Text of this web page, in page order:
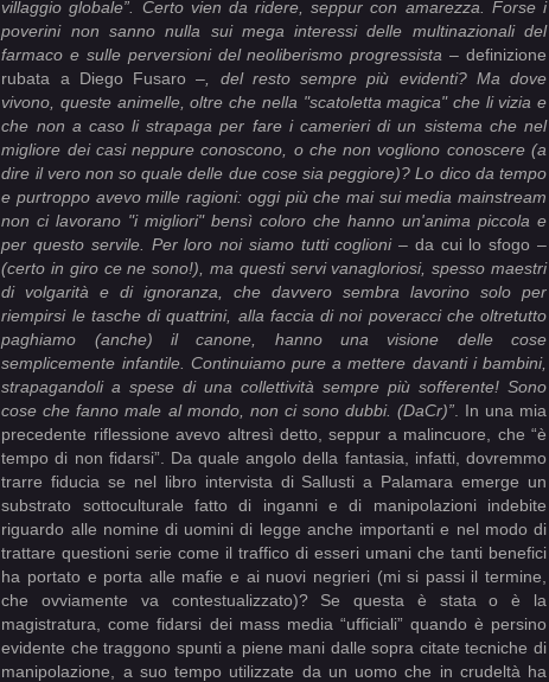
villaggio globale”. Certo vien da ridere, seppur con amarezza.
Forse i
poverini non sanno nulla sui mega interessi delle multinazionali del
farmaco e sulle perversioni del neoliberismo progressista – definizione
rubata a Diego Fusaro – , del resto sempre più evidenti? Ma dove
vivono, queste animelle, oltre che nella "scatoletta magica" che li vizia e
che non a caso li strapaga per fare i camerieri di un sistema che nel
migliore dei casi neppure conoscono, o che non vogliono conoscere (a
dire il vero non so quale delle due cose sia peggiore)? Lo dico da tempo
e purtroppo avevo mille ragioni: oggi più che mai sui media mainstream
non ci lavorano "i migliori" bensì coloro che hanno un'anima piccola e
per questo servile. Per loro noi siamo tutti coglioni– da cui lo sfogo –
(certo in giro ce ne sono!), ma questi servi vanagloriosi, spesso maestri
di volgarità e di ignoranza, che davvero sembra lavorino solo per
riempirsi le tasche di quattrini, alla faccia di noi poveracci che oltretutto
paghiamo (anche) il canone, hanno una visione delle cose
semplicemente infantile. Continuiamo pure a mettere davanti i bambini,
strapagandoli a spese di una collettività sempre più sofferente! Sono
cose che fanno male al mondo, non ci sono dubbi. (DaCr)”. In una mia
precedente riflessione avevo altresì detto, seppur a malincuore, che “è
tempo di non fidarsi”. Da quale angolo della fantasia, infatti, dovremmo
trarre fiducia se nel libro intervista di Sallusti a Palamara emerge un
substrato sottoculturale fatto di inganni e di manipolazioni indebite
riguardo alle nomine di uomini di legge anche importanti e nel modo di
trattare questioni serie come il traffico di esseri umani che tanti benefici
ha portato e porta alle mafie e ai nuovi negrieri (mi si passi il termine,
che ovviamente va contestualizzato)? Se questa è stata o è la
magistratura, come fidarsi dei mass media “ufficiali” quando è persino
evidente che traggono spunti a piene mani dalle sopra citate tecniche di
manipolazione, a suo tempo utilizzate da un uomo che in crudeltà ha